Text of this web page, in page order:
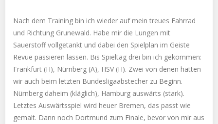
Nach dem Training bin ich wieder auf mein treues Fahrrad
und Richtung Grunewald. Habe mir die Lungen mit
Sauerstoff vollgetankt und dabei den Spielplan im Geiste
Revue passieren lassen. Bis Spieltag drei bin ich gekommen:
Frankfurt (H), Nürnberg (A), HSV (H). Zwei von denen hatten
wir auch beim letzten Bundesligaabstecher zu Beginn.
Nürnberg daheim (kläglich), Hamburg auswärts (stark).
Letztes Auswärtsspiel wird heuer Bremen, das passt wie
gemalt. Dann noch Dortmund zum Finale, bevor von mir aus